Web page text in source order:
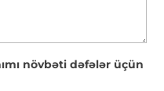
növbəti dəfələr üçün